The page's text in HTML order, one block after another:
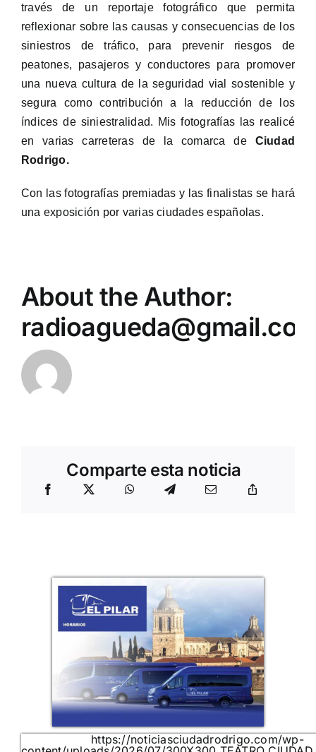
través de un reportaje fotográfico que permita
reflexionar sobre las causas y consecuencias de los
siniestros de tráfico, para prevenir riesgos de
peatones, pasajeros y conductores para promover
una nueva cultura de la seguridad vial sostenible y
segura como contribución a la reducción de los
índices de siniestralidad. Mis fotografías las realicé
en varias carreteras de la comarca deCiudad
Rodrigo.
Con las fotografías premiadas y las finalistas se hará
una exposición por varias ciudades españolas.
About the Author:
Comparte esta noticia
https://noticiasciudadrodrigo.com/wp-